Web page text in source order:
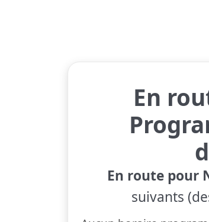
En
En route pour
suivants